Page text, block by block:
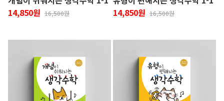
14,850원 16,500원
14,850원 16,500원